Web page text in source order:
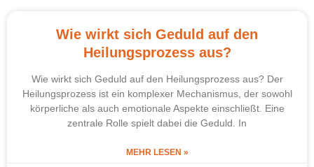
Wie wirkt sich Geduld auf den
Heilungsprozess aus?
Wie wirkt sich Geduld auf den Heilungsprozess aus? Der
Heilungsprozess ist ein komplexer Mechanismus, der sowohl
körperliche als auch emotionale Aspekte einschließt. Eine
zentrale Rolle spielt dabei die Geduld. In
MEHR LESEN »